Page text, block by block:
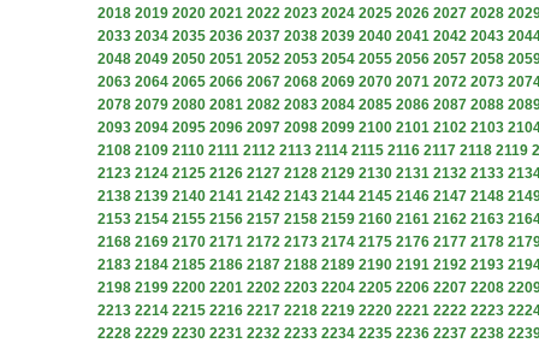
2018 2019 2020 2021 2022 2023 2024 2025 2026 2027 2028
2033 2034 2035 2036 2037 2038 2039 2040 2041 2042 2043
2048 2049 2050 2051 2052 2053 2054 2055 2056 2057 2058
2063 2064 2065 2066 2067 2068 2069 2070 2071 2072 2073
2078 2079 2080 2081 2082 2083 2084 2085 2086 2087 2088
2093 2094 2095 2096 2097 2098 2099 2100 2101 2102 2103
2108 2109 2110 2111 2112 2113 2114 2115 2116 2117 2118 2119
2123 2124 2125 2126 2127 2128 2129 2130 2131 2132 2133
2138 2139 2140 2141 2142 2143 2144 2145 2146 2147 2148
2153 2154 2155 2156 2157 2158 2159 2160 2161 2162 2163
2168 2169 2170 2171 2172 2173 2174 2175 2176 2177 2178
2183 2184 2185 2186 2187 2188 2189 2190 2191 2192 2193
2198 2199 2200 2201 2202 2203 2204 2205 2206 2207 2208
2213 2214 2215 2216 2217 2218 2219 2220 2221 2222 2223
2228 2229 2230 2231 2232 2233 2234 2235 2236 2237 2238